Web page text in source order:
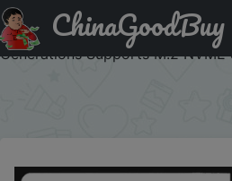
Придбати MUCAI H61
Compatible With Intel Core CPUs
Generations Supports M.2 NVME
ChinaGoodBuy